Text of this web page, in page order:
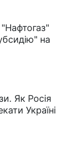
на
Як Росія
Україні